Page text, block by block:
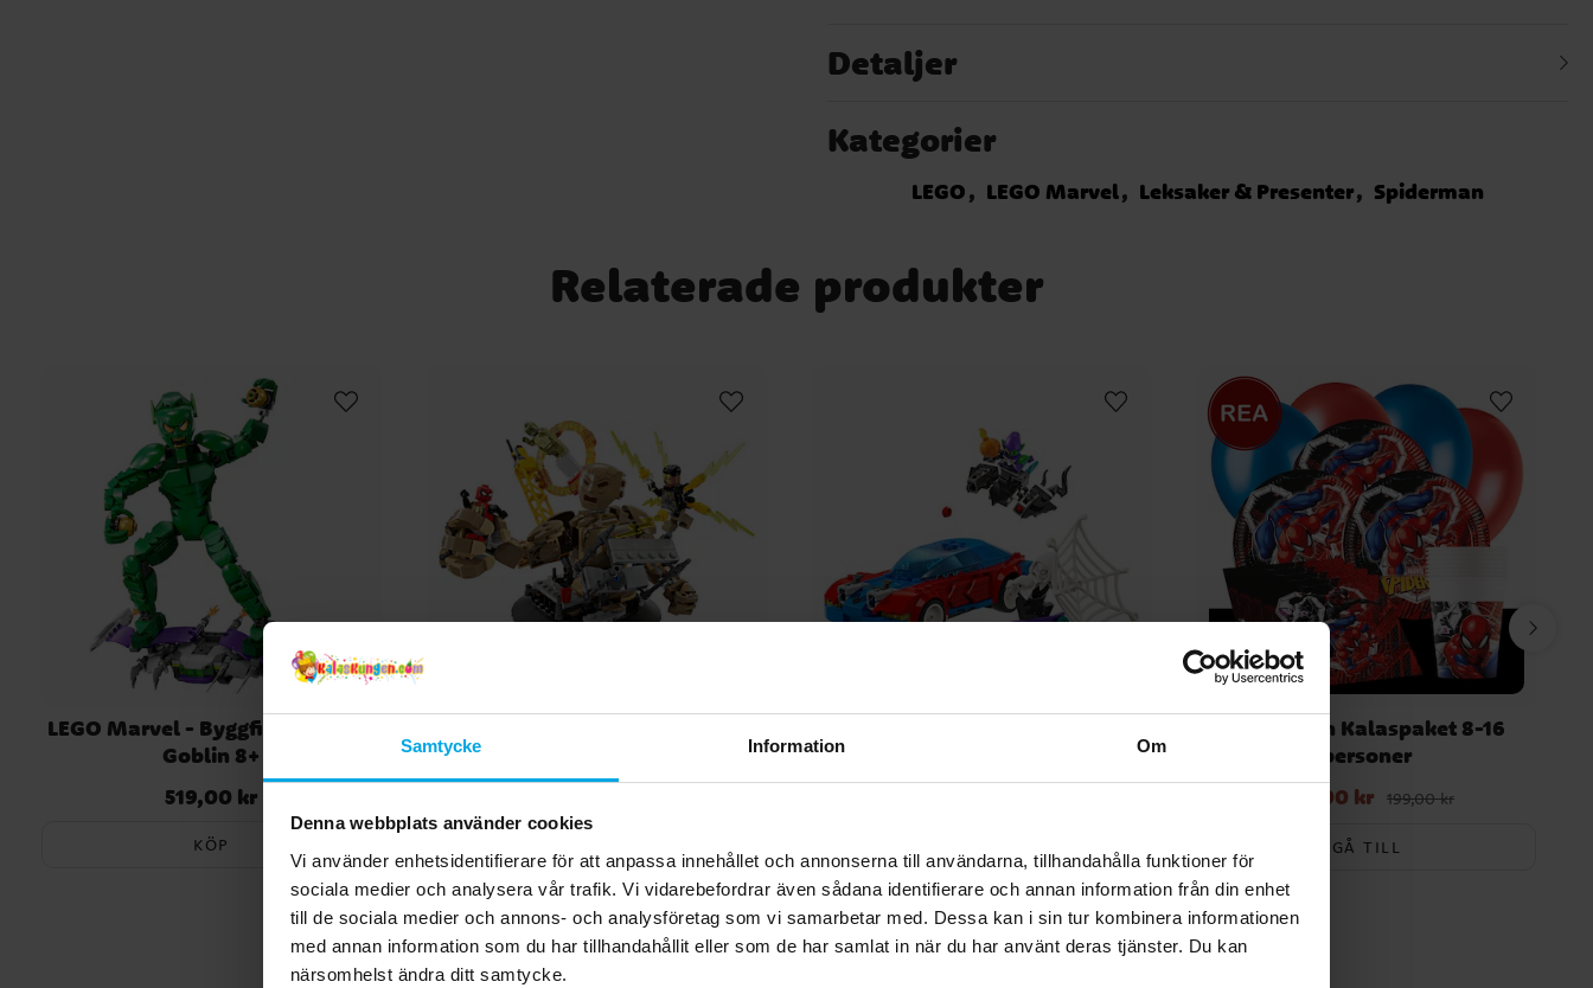
Samtycke Information Om
Denna webbplats använder cookies
Vi använder enhetsidentifierare för att anpassa innehållet och annonserna till användarna, tillhandahålla funktioner för
sociala medier och analysera vår trafik. Vi vidarebefordrar även sådana identifierare och annan information från din enhet
till de sociala medier och annons- och analysföretag som vi samarbetar med. Dessa kan i sin tur kombinera informationen
med annan information som du har tillhandahållit eller som de har samlat in när du har använt deras tjänster. Du kan
närsomhelst ändra ditt samtycke.
Detaljer
Kategorier
LEGO LEGO Marvel Leksaker & Presenter Spiderman
Relaterade produkter
LEGO Marvel - Byggfigur - Green
Goblin 8+
Pris:519,00 kr
519,00 kr
KÖP
Sandman - Slutstriden 10+
racerbil & Venom Green Goblin
7+
Spiderman Kalaspaket 8-16
personer
Nuvarande pris:189,00 krTidigare pris
199,00 kr
189,00 kr 199,00 kr
GÅ TILL
Andra köpte även